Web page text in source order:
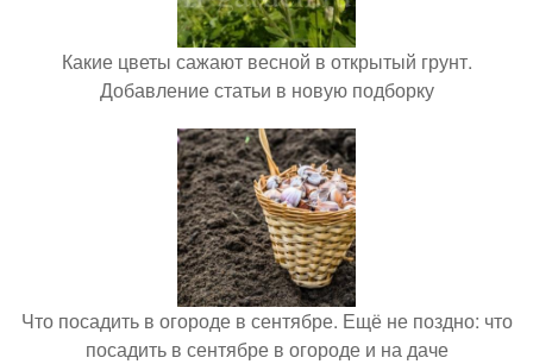
Какие цветы сажают весной в открытый грунт.
Добавление статьи в новую подборку
Что посадить в огороде в сентябре. Ещё не поздно: что
посадить в сентябре в огороде и на даче